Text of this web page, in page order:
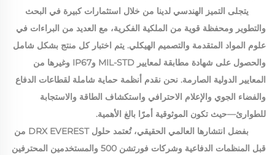
يتجلى التميز الهندسي لدينا من خلال استثمارات كبيرة في البحث
والتطوير ومحفظة قوية من الملكية الفكرية، مع العديد من البراءات في
علوم المواد المتقدمة والتصميم الهيكلي. يتم اختبار كل منتج بشكل شامل
والحصول على شهادة مطابقة لمعايير MIL-STD وIP67 وغيرها من
المعايير الدولية الصارمة. نحن نقدم أنظمة حماية شاملة لقطاعات الدفاع
والفضاء الجوي والإعلام الاحترافي واستكشاف الطاقة والاستجابة
للطوارئ—حيث تكون الموثوقية أمرًا بالغ الأهمية.
بفضل انتشارها العالمي الحقيقي، تُعتمد حلول DRX EVEREST من
قبل المنظمات الدفاعية وشركات فورتشن 500 والمستخدمين المحترفين